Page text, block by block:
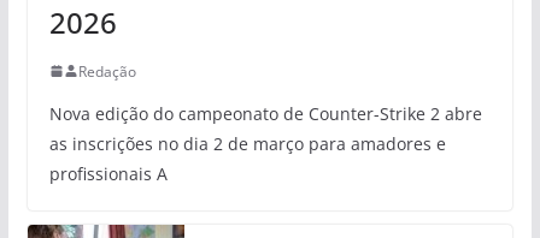
2026
Redação
Nova edição do campeonato de Counter-Strike 2 abre
as inscrições no dia 2 de março para amadores e
profissionais A